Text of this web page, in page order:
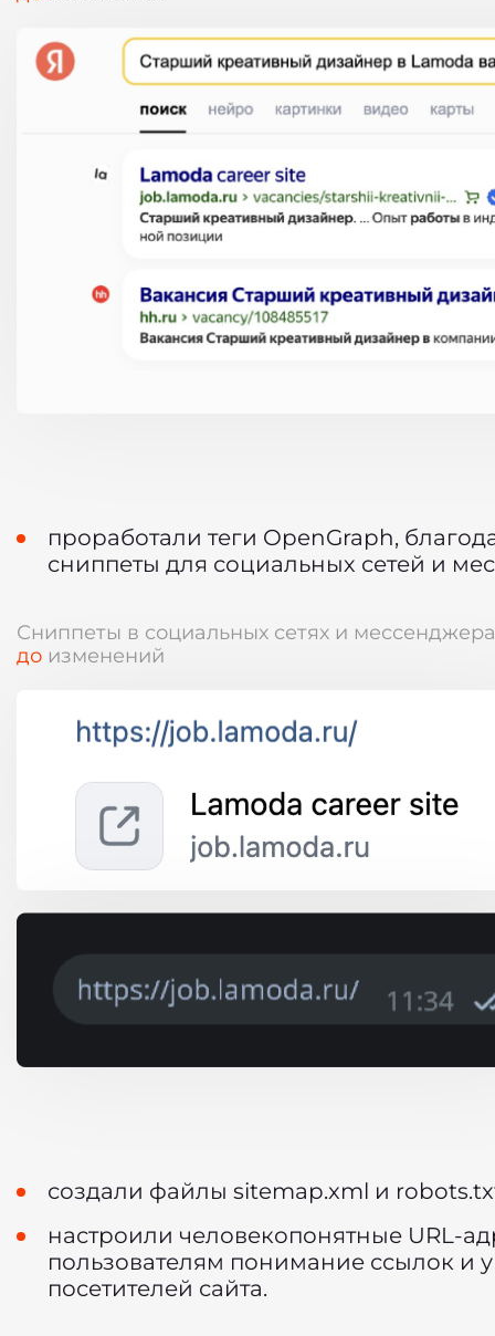
проработали теги OpenGraph,
сниппеты для социальных сетей и
Сниппеты в социальных сетях и
до изменений
создали файлы sitemap.xml и
настроили человекопонятные URL-
пользователям понимание ссылок и
посетителей сайта.